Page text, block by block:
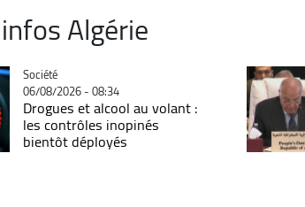
Algérie
Catégorie
Société
06/08/2026 - 08:34
Drogues et alcool au volant :
les contrôles inopinés
bientôt déployés